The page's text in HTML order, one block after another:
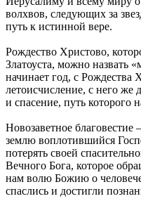
волхвов, следующих за
путь к истинной вере.
Рождество Христово,
Златоуста, можно назвать
начинает год, с Рождества
летоисчисление, с него же
и спасение, путь которого
Новозаветное благовестие
землю воплотившийся
потерять своей
Вечного Бога, которое
нам волю Божию о
спаслись и достигли